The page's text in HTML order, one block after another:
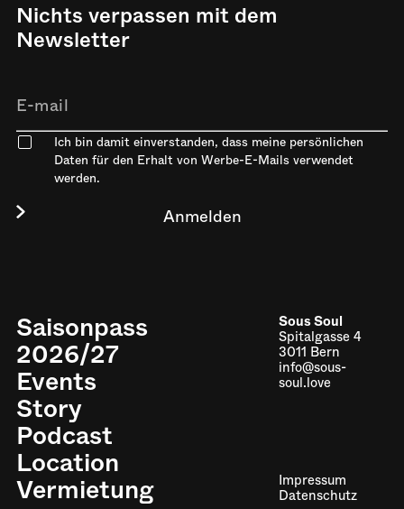
Nichts verpassen mit dem
Newsletter
Ich bin damit einverstanden, dass meine persönlichen
Daten für den Erhalt von Werbe-E-Mails verwendet
werden.
Saisonpass
2026/27
Events
Story
Podcast
Location
Vermietung
Sous Soul
Spitalgasse 4
3011 Bern
info@sous-
soul.love
Impressum
Datenschutz